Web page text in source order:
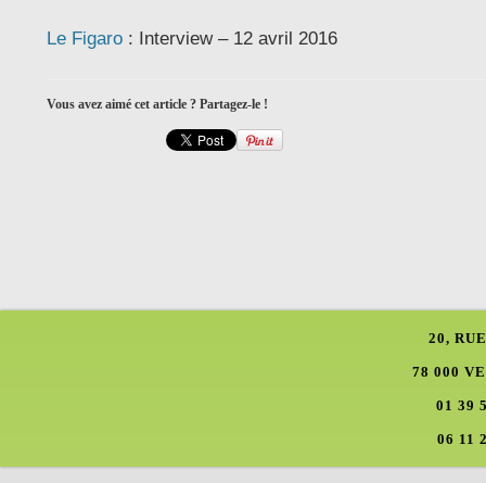
Le Figaro: Interview – 12 avril 2016
Vous avez aimé cet article ? Partagez-le !
20,
78 000
01 39
06 11